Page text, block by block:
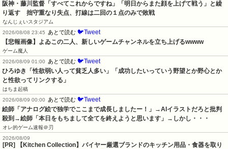
阪神・藤川監督「すべてこれからですね」「明日からまた顔を上げて戦う」と繰
り返す　拙守重なり失点、打線は二回の１点のみで敗戦
なんじぇいスタジアム
2026/08/08 23:45
あとで読む 🐦Tweet
【悲報画像】よゐこの二人、新しいゲームチャンネルを立ち上げるwwww
ゲーム魔人
2026/08/09 01:00
あとで読む 🐦Tweet
ひろゆき「性欲弱い人って貧乏人多い」「成功したいっていう野望とか野心とか
と性欲ってリンクする」
はちま起稿
2026/08/09 00:00
あとで読む 🐦Tweet
絵師「アナログ絵で独学でここまで成長しましたー！」→AIイラストだろと批判
殺到→絵師「本日をもちまして全てを終えようと思います」→しかし・・・
オレ的ゲーム速報＠刃
2026/08/09
[PR] 【Kitchen Collection】バイヤー厳選ブランドのキッチン用品・食器を取り